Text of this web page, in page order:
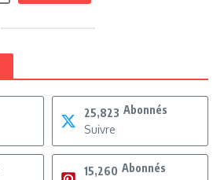
25,823 Abonnés
Suivre
15,260 Abonnés